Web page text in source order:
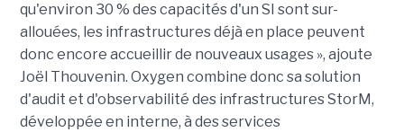
qu'environ 30 % des capacités d'un SI sont sur-
allouées, les infrastructures déjà en place peuvent
donc encore accueillir de nouveaux usages », ajoute
Joël Thouvenin. Oxygen combine donc sa solution
d'audit et d'observabilité des infrastructures StorM,
développée en interne, à des services